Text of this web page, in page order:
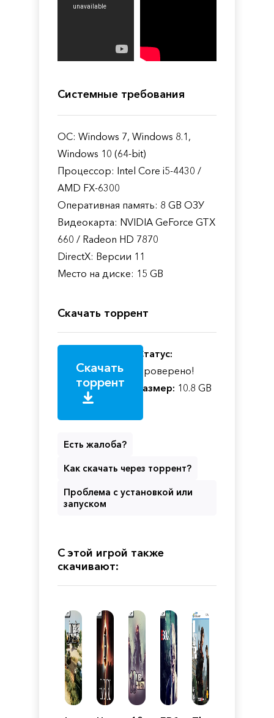
Системные требования
ОС: Windows 7, Windows 8.1,
Windows 10 (64-bit)
Процессор: Intel Core i5-4430 /
AMD FX-6300
Оперативная память: 8 GB ОЗУ
Видеокарта: NVIDIA GeForce GTX
660 / Radeon HD 7870
DirectX: Версии 11
Место на диске: 15 GB
Скачать торрент
Скачать
торрент
Статус:
Проверено!
Размер: 10.8 GB
Есть жалоба?
Как скачать через торрент?
Проблема с установкой или
запуском
С этой игрой также
скачивают: